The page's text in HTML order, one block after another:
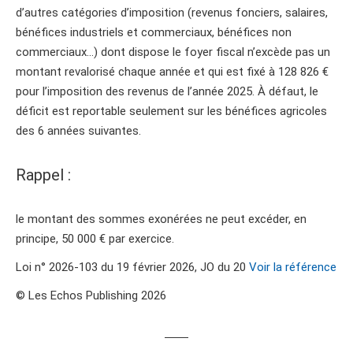
d’autres catégories d’imposition (revenus fonciers, salaires,
bénéfices industriels et commerciaux, bénéfices non
commerciaux…) dont dispose le foyer fiscal n’excède pas un
montant revalorisé chaque année et qui est fixé à 128 826 €
pour l’imposition des revenus de l’année 2025. À défaut, le
déficit est reportable seulement sur les bénéfices agricoles
des 6 années suivantes.
Rappel :
le montant des sommes exonérées ne peut excéder, en
principe, 50 000 € par exercice.
Loi n° 2026-103 du 19 février 2026, JO du 20 Voir la référence
© Les Echos Publishing 2026